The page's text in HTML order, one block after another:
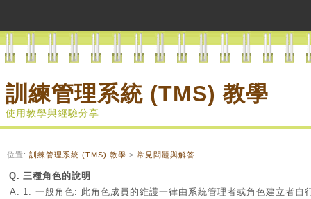
訓練管理系統 (TMS) 教學
使用教學與經驗分享
位置: 訓練管理系統 (TMS) 教學 > 常見問題與解答
Q. 三種角色的說明
A. 1. 一般角色: 此角色成員的維護一律由系統管理者或角色建立者自